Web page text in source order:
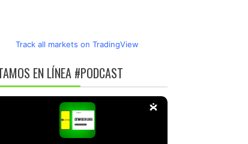
Track all markets on TradingView
EN LÍNEA #PODCAST